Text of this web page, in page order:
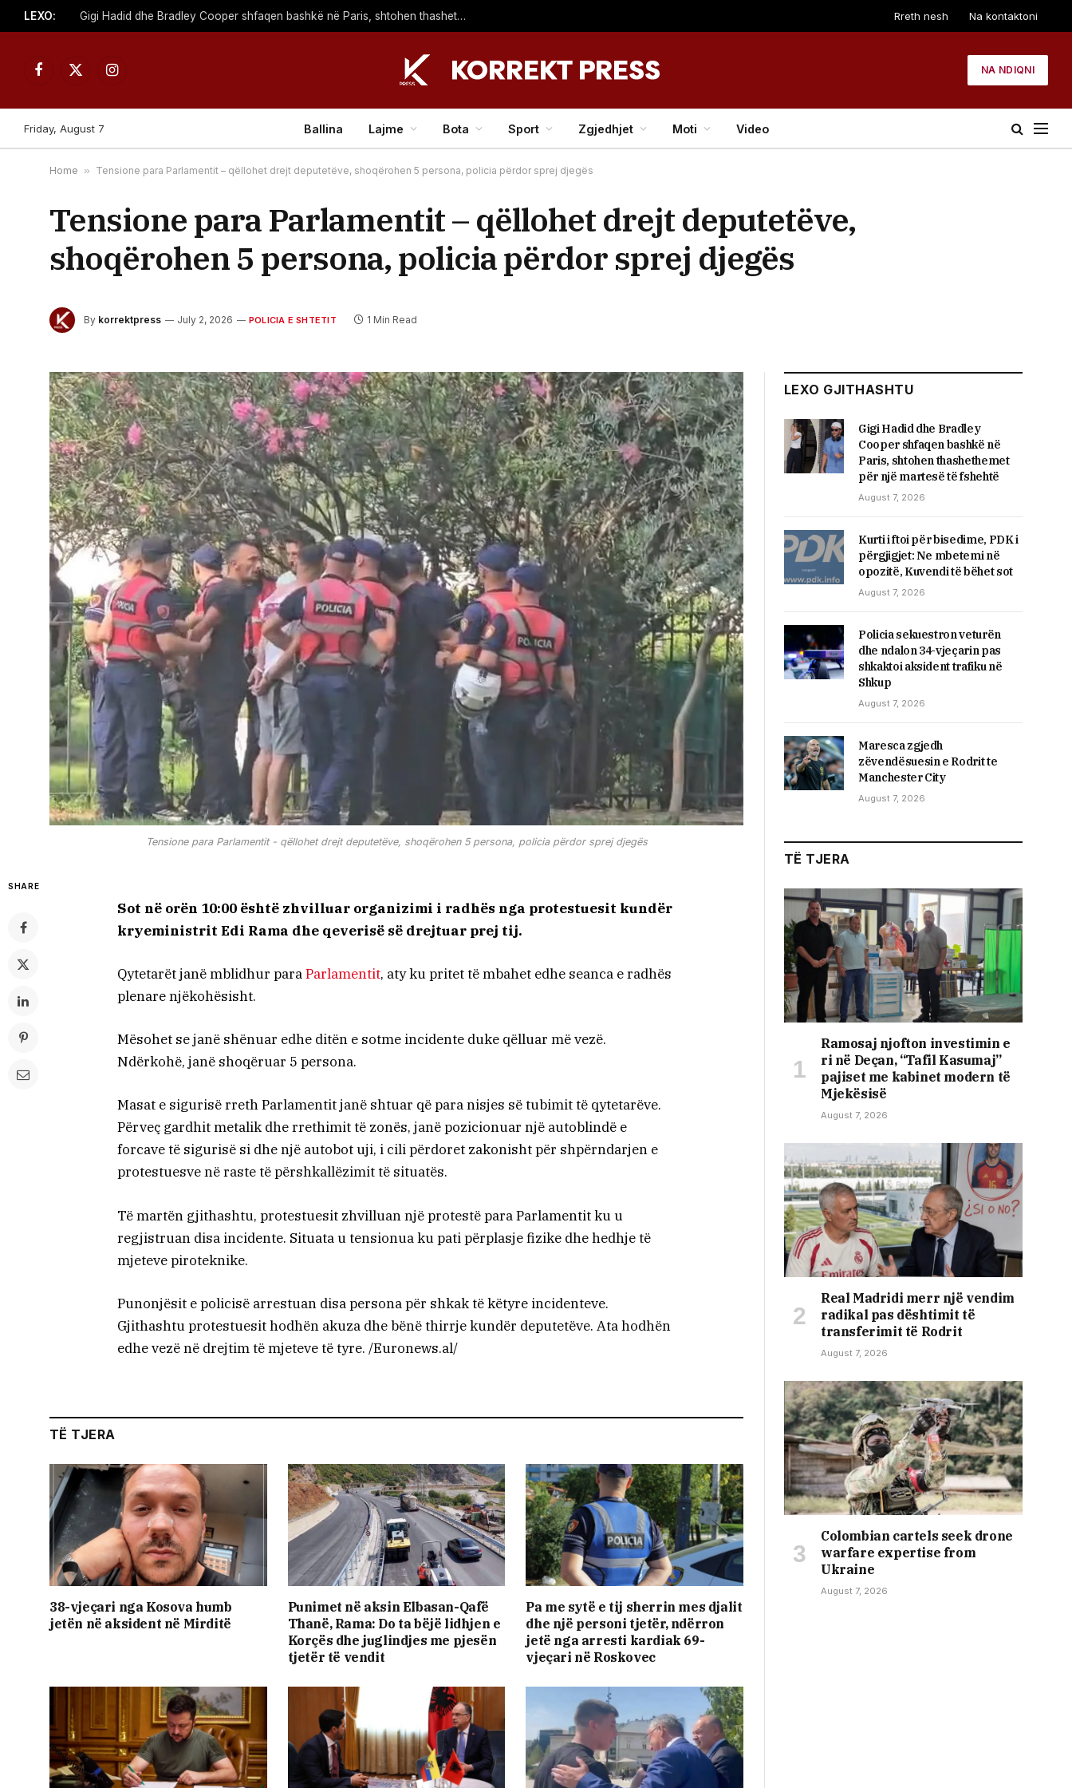
LEXO: Gigi Hadid dhe Bradley Cooper shfaqen bashkë në Paris, shtohen thashethemet për një martesë të fshehtë Rreth nesh Na kontaktoni
Facebook
X
Instagram
NA NDIQNI
Friday, August 7 Ballina Lajme Bota Sport Zgjedhjet Moti Video
Home » Tensione para Parlamentit – qëllohet drejt deputetëve, shoqërohen 5 persona, policia përdor sprej djegës
Tensione para Parlamentit – qëllohet drejt deputetëve,
shoqërohen 5 persona, policia përdor sprej djegës
By korrektpress July 2, 2026 POLICIA E SHTETIT 1 Min Read
Tensione para Parlamentit - qëllohet drejt deputetëve, shoqërohen 5 persona, policia përdor sprej djegës
SHARE
Sot në orën 10:00 është zhvilluar organizimi i radhës nga protestuesit kundër
kryeministrit Edi Rama dhe qeverisë së drejtuar prej tij.
Qytetarët janë mblidhur paraParlamentit, aty ku pritet të mbahet edhe seanca e radhës
plenare njëkohësisht.
Mësohet se janë shënuar edhe ditën e sotme incidente duke qëlluar më vezë.
Ndërkohë, janë shoqëruar 5 persona.
Masat e sigurisë rreth Parlamentit janë shtuar që para nisjes së tubimit të qytetarëve.
Përveç gardhit metalik dhe rrethimit të zonës, janë pozicionuar një autoblindë e
forcave të sigurisë si dhe një autobot uji, i cili përdoret zakonisht për shpërndarjen e
protestuesve në raste të përshkallëzimit të situatës.
Të martën gjithashtu, protestuesit zhvilluan një protestë para Parlamentit ku u
regjistruan disa incidente. Situata u tensionua ku pati përplasje fizike dhe hedhje të
mjeteve piroteknike.
Punonjësit e policisë arrestuan disa persona për shkak të këtyre incidenteve.
Gjithashtu protestuesit hodhën akuza dhe bënë thirrje kundër deputetëve. Ata hodhën
edhe vezë në drejtim të mjeteve të tyre. /Euronews.al/
TË TJERA
38-vjeçari nga Kosova humb
jetën në aksident në Mirditë
Punimet në aksin Elbasan-Qafë
Thanë, Rama: Do ta bëjë lidhjen e
Korçës dhe juglindjes me pjesën
tjetër të vendit
Pa me sytë e tij sherrin mes djalit
dhe një personi tjetër, ndërron
jetë nga arresti kardiak 69-
vjeçari në Roskovec
LEXO GJITHASHTU
Gigi Hadid dhe Bradley
Cooper shfaqen bashkë në
Paris, shtohen thashethemet
për një martesë të fshehtë
August 7, 2026
​Kurti i ftoi për bisedime, PDK i
përgjigjet: Ne mbetemi në
opozitë, Kuvendi të bëhet sot
August 7, 2026
Policia sekuestron veturën
dhe ndalon 34-vjeçarin pas
shkaktoi aksident trafiku në
Shkup
August 7, 2026
Maresca zgjedh
zëvendësuesin e Rodrit te
Manchester City
August 7, 2026
TË TJERA
Ramosaj njofton investimin e
ri në Deçan, “Tafil Kasumaj”
pajiset me kabinet modern të
Mjekësisë
August 7, 2026
Real Madridi merr një vendim
radikal pas dështimit të
transferimit të Rodrit
August 7, 2026
Colombian cartels seek drone
warfare expertise from
Ukraine
August 7, 2026